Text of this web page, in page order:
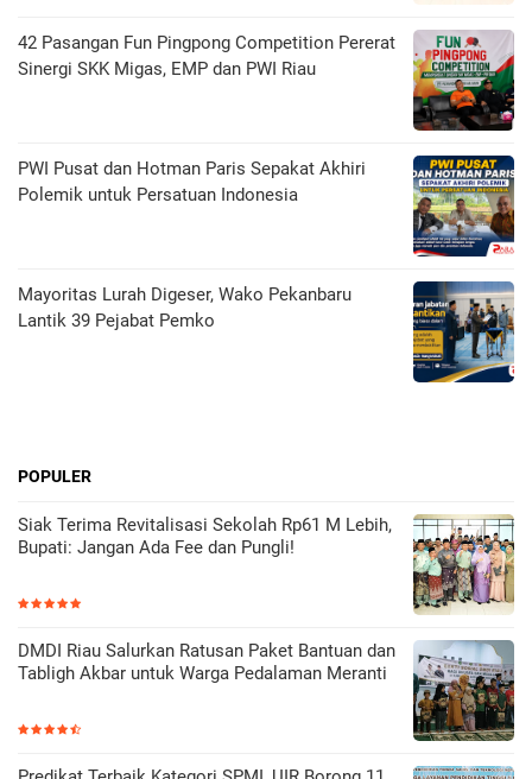
42 Pasangan Fun Pingpong Competition Pererat
Sinergi SKK Migas, EMP dan PWI Riau
PWI Pusat dan Hotman Paris Sepakat Akhiri
Polemik untuk Persatuan Indonesia
Mayoritas Lurah Digeser, Wako Pekanbaru
Lantik 39 Pejabat Pemko
POPULER
Siak Terima Revitalisasi Sekolah Rp61 M Lebih,
Bupati: Jangan Ada Fee dan Pungli!
DMDI Riau Salurkan Ratusan Paket Bantuan dan
Tabligh Akbar untuk Warga Pedalaman Meranti